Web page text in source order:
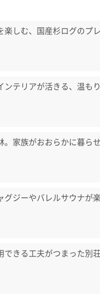
楽しむ、国産杉ログのプ
ンテリアが活きる、温も
。家族がおおらかに暮ら
グジーやバレルサウナが
できる工夫がつまった別